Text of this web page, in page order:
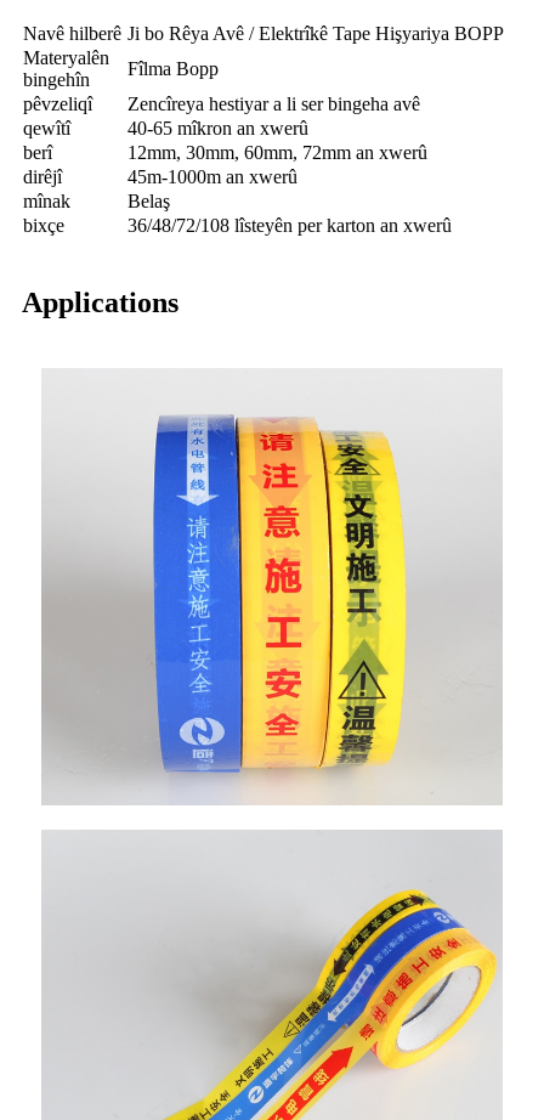
Navê hilberê Ji bo Rêya Avê / Elektrîkê Tape Hişyariya BOPP
Materyalên
bingehîn
Fîlma Bopp
pêvzeliqî
Zencîreya hestiyar a li ser bingeha avê
qewîtî
40-65 mîkron an xwerû
berî
12mm, 30mm, 60mm, 72mm an xwerû
dirêjî
45m-1000m an xwerû
mînak
Belaş
bixçe
36/48/72/108 lîsteyên per karton an xwerû
Applications